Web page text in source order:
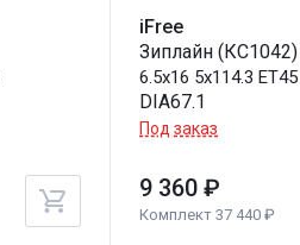
iFree
Зиплайн (КС1042)
6.5x16 5x114.3 ET45
DIA67.1
Под заказ
9 360 ₽
Комплект 37 440 ₽